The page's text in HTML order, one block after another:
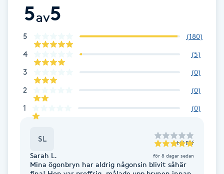
Tandblekning
Tandläkare
Tatuering
Tatueringsborttagning
5av5
5 (180)
4 (5)
3 (0)
2 (0)
1 (0)
SL till Elif
Sarah L. för 8 dagar sedan
Mina ögonbryn har aldrig någonsin blivit såhär